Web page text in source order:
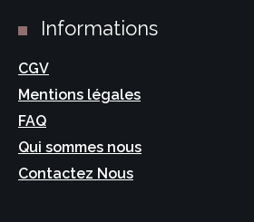
Informations
CGV
Mentions légales
FAQ
Qui sommes nous
Contactez Nous